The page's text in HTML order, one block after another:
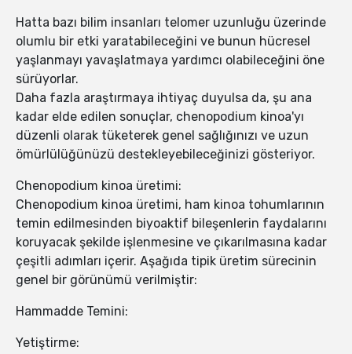
Hatta bazı bilim insanları telomer uzunluğu üzerinde
olumlu bir etki yaratabileceğini ve bunun hücresel
yaşlanmayı yavaşlatmaya yardımcı olabileceğini öne
sürüyorlar.
Daha fazla araştırmaya ihtiyaç duyulsa da, şu ana
kadar elde edilen sonuçlar, chenopodium kinoa'yı
düzenli olarak tüketerek genel sağlığınızı ve uzun
ömürlülüğünüzü destekleyebileceğinizi gösteriyor.
Chenopodium kinoa üretimi:
Chenopodium kinoa üretimi, ham kinoa tohumlarının
temin edilmesinden biyoaktif bileşenlerin faydalarını
koruyacak şekilde işlenmesine ve çıkarılmasına kadar
çeşitli adımları içerir. Aşağıda tipik üretim sürecinin
genel bir görünümü verilmiştir:
Hammadde Temini:
Yetiştirme: